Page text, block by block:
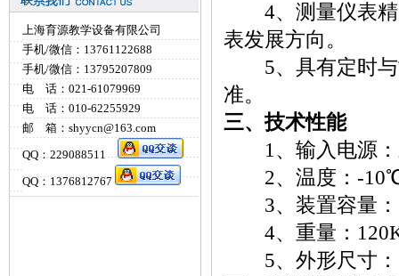
上海育源教学设备有限公司
手机/微信：13761122688
手机/微信：13795207809
电 话：021-61079969
电 话：010-62255929
邮 箱：shyycn@163.com
QQ：229088511
QQ：1376812767
4、测量仪表精
表发展方向。
5、具有定时与
准。
三、技术性能
1、输入电源：
2、温度：-10℃
3、装置容量：
4、重量：
5、外形尺寸：